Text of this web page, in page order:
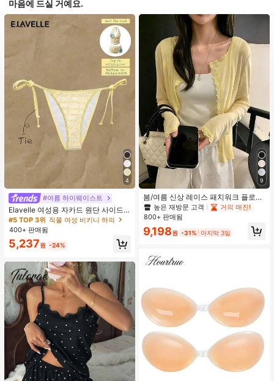
마음에 드실 거예요.
4
#여름 하이웨이스트
Elavelle 여성용 자카드 원단 사이드
타이 비키니 하의, 봄/여름
#5 TOP 3위 직물 여성 비키니 하의
400+ 판매됨
5,237원 -24%
9
봄/여름 신상 레이스 패치워크 플로럴
트림 소프트 니트 가디건 경량 재킷 탑
여성용, 코티지코어 옐로우
높은 재방문 고객
거의 매진!
800+ 판매됨
9,198원 -31% 마지막 3일